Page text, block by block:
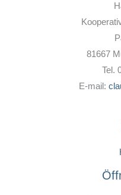
81667
Tel.
E-mail: